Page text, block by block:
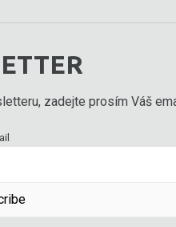
zadejte prosím Váš